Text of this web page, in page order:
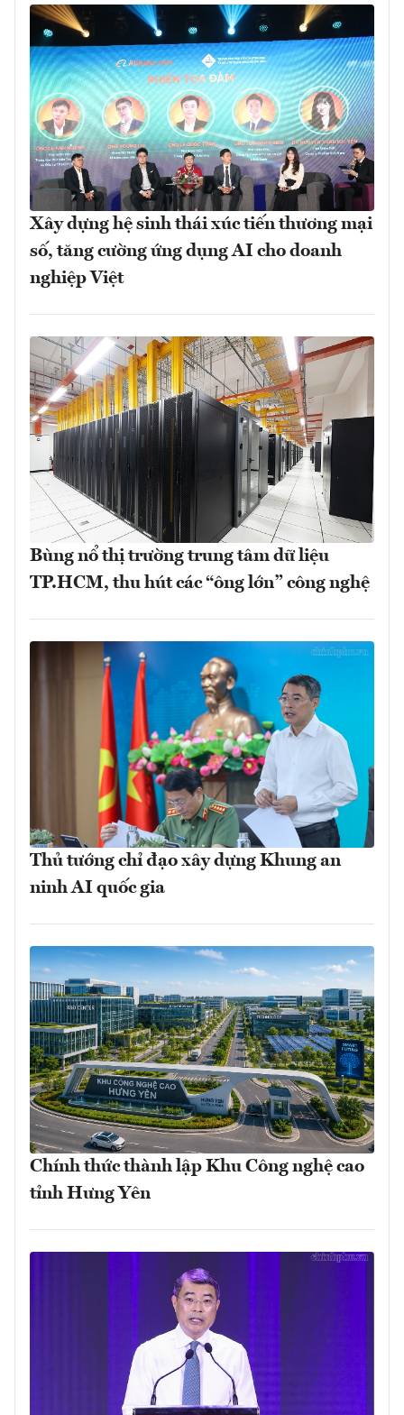
Xây dựng hệ sinh thái xúc tiến thương mại
số, tăng cường ứng dụng AI cho doanh
nghiệp Việt
Bùng nổ thị trường trung tâm dữ liệu
TP.HCM, thu hút các “ông lớn” công nghệ
Thủ tướng chỉ đạo xây dựng Khung an
ninh AI quốc gia
Chính thức thành lập Khu Công nghệ cao
tỉnh Hưng Yên